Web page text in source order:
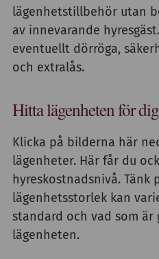
lägenhetstillbehör utan
av innevarande
eventuellt dörröga,
och extralås.
Hitta lägenheten för dig
Klicka på bilderna här
lägenheter. Här får du
hyreskostnadsnivå. Tänk
lägenhetsstorlek kan
standard och vad som
lägenheten.